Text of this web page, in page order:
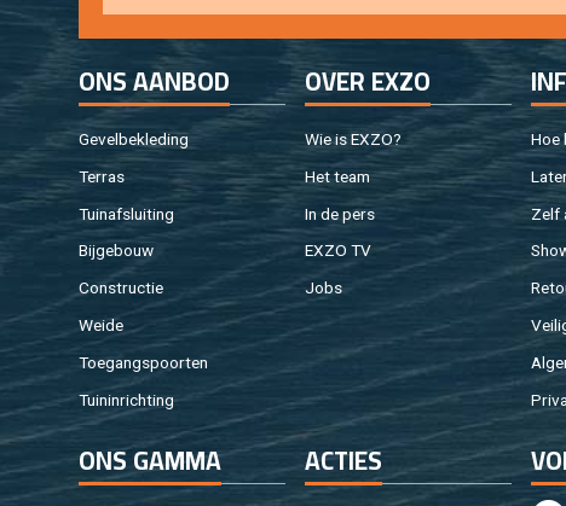
ONS AAN­BOD
Ge­vel­be­kle­ding
Ter­ras
Tuin­af­slui­ting
Bij­ge­bouw
Con­struc­tie
Weide
Toe­gangs­poor­ten
Tuin­in­rich­ting
OVER EXZO
Wie is EXZO?
Het team
In de pers
EXZO TV
Jobs
Hoe
Zelf
ONS GAMMA AC­TIES